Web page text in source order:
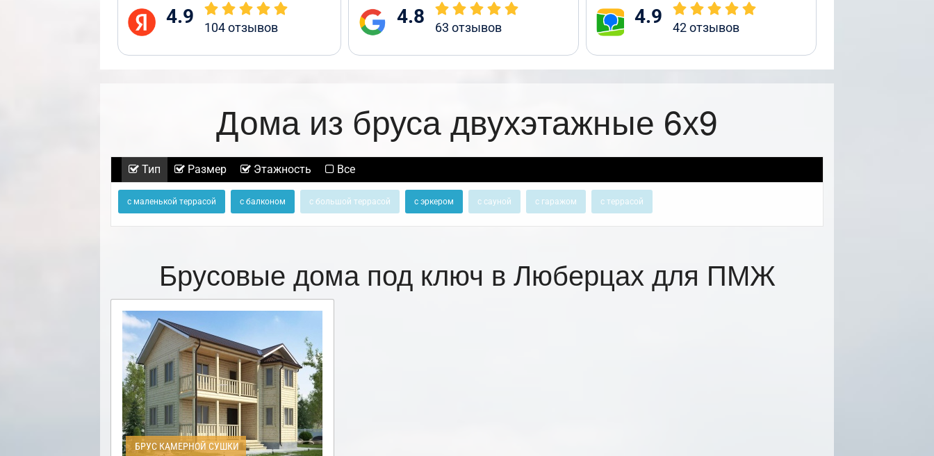
4.9 104отзывов 4.8 63 отзывов 4.9 42отзывов
Дома из бруса двухэтажные 6х9
Тип Размер Этажность Все
с маленькой террасой с балконом с большой террасой с эркером с сауной с гаражом с террасой
Брусовые дома под ключ в Люберцах для ПМЖ
БРУС КАМЕРНОЙ СУШКИ